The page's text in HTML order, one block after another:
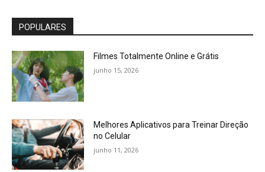
POPULARES
Filmes Totalmente Online e Grátis
junho 15, 2026
Melhores Aplicativos para Treinar Direção
no Celular
junho 11, 2026